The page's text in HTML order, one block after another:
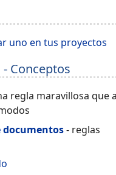
uno en tus proyectos
Conceptos
regla maravillosa que
documentos- reglas